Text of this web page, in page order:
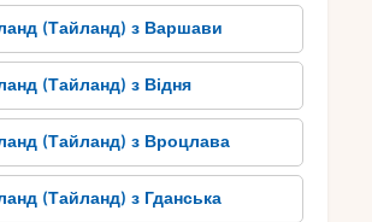
можливості для відпочинку.
золотистий пляж і комфортні готелі
зручностями створять
для релаксації. Тут ви
лежачи на пляжу,
теплому океанському хвилепливці
у світ підводного світу, занятися
(Тайланд) з Варшави
(Тайланд) з Відня
(Тайланд) з Вроцлава
(Тайланд) з Гданська